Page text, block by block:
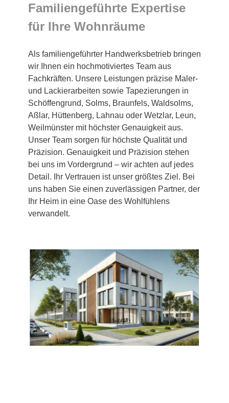
Familiengeführte Expertise
für Ihre Wohnräume
Als familiengeführter Handwerksbetrieb bringen
wir Ihnen ein hochmotiviertes Team aus
Fachkräften. Unsere Leistungen präzise Maler-
und Lackierarbeiten sowie Tapezierungen in
Schöffengrund, Solms, Braunfels, Waldsolms,
Aßlar, Hüttenberg, Lahnau oder Wetzlar, Leun,
Weilmünster mit höchster Genauigkeit aus.
Unser Team sorgen für höchste Qualität und
Präzision. Genauigkeit und Präzision stehen
bei uns im Vordergrund – wir achten auf jedes
Detail. Ihr Vertrauen ist unser größtes Ziel. Bei
uns haben Sie einen zuverlässigen Partner, der
Ihr Heim in eine Oase des Wohlfühlens
verwandelt.